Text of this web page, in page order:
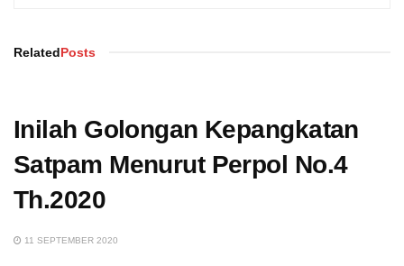
RelatedPosts
Inilah Golongan Kepangkatan
Satpam Menurut Perpol No.4
Th.2020
11 SEPTEMBER 2020